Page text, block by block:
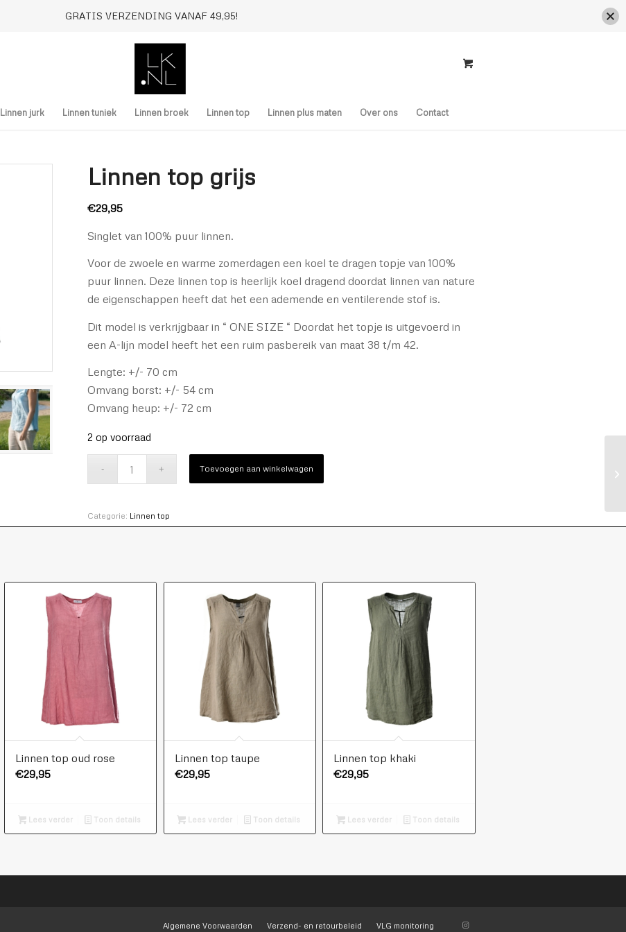
Linnen jurk Linnen tuniek Linnen broek Linnen top Linnen plus maten Over ons Contact
Linnen top grijs
€29,95
Singlet van 100% puur linnen.
Voor de zwoele en warme zomerdagen een koel te dragen topje van 100%
puur linnen. Deze linnen top is heerlijk koel dragend doordat linnen van nature
de eigenschappen heeft dat het een ademende en ventilerende stof is.
Dit model is verkrijgbaar in “ ONE SIZE “ Doordat het topje is uitgevoerd in
een A-lijn model heeft het een ruim pasbereik van maat 38 t/m 42.
Lengte: +/- 70 cm
Omvang borst: +/- 54 cm
Omvang heup: +/- 72 cm
2 op voorraad
Toevoegen aan winkelwagen
Categorie: Linnen top
Linnen top oud rose
€29,95
Lees verder Toon details
Linnen top taupe
€29,95
Lees verder Toon details
Linnen top khaki
€29,95
Lees verder Toon details
Algemene Voorwaarden Verzend- en retourbeleid VLG monitoring
GRATIS VERZENDING VANAF 49,95!